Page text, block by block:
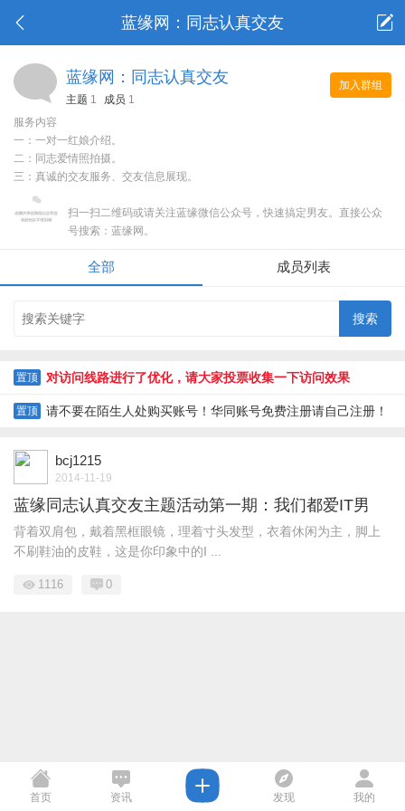
蓝缘网：同志认真交友
加入群组
蓝缘网：同志认真交友
主题 1 成员 1
服务内容
一：一对一红娘介绍。
二：同志爱情照拍摄。
三：真诚的交友服务、交友信息展现。
扫一扫二维码或请关注蓝缘微信公众号，快速搞定男友。直接公众
号搜索：蓝缘网。
全部 成员列表
置顶 对访问线路进行了优化，请大家投票收集一下访问效果
置顶 请不要在陌生人处购买账号！华同账号免费注册请自己注册！
bcj1215
2014-11-19
蓝缘同志认真交友主题活动第一期：我们都爱IT男
背着双肩包，戴着黑框眼镜，理着寸头发型，衣着休闲为主，脚上
不刷鞋油的皮鞋，这是你印象中的I ...
1116 0
首页 资讯 发现 我的